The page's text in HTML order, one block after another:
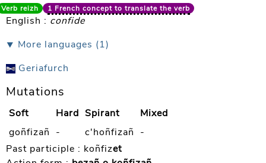
Verb reizh 1 French concept to translate the verb
English : confide
⯆ More languages (1)
Geriafurch
Mutations
Soft Hard Spirant
Mixed
goñfizañ - c'hoñfizañ -
Past participle : koñfizet